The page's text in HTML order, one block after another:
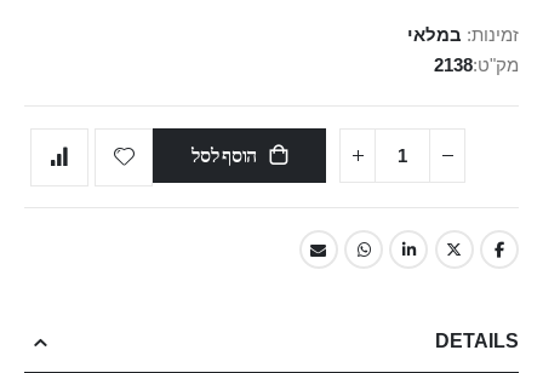
זמינות: במלאי
מק"ט 2138
הוסף לסל
DETAILS